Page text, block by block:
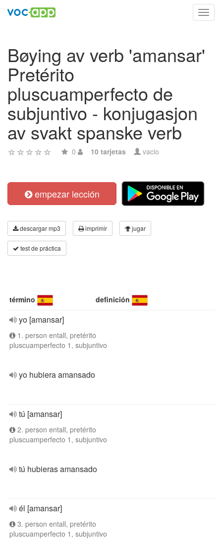
Bøying av verb 'amansar'
Pretérito
pluscuamperfecto de
subjuntivo - konjugasjon
av svakt spanske verb
0 10 tarjetas vacio
empezar lección
descargar mp3 imprimir jugar
test de práctica
término definición
yo [amansar]
1. person entall, pretérito
pluscuamperfecto 1, subjuntivo
yo hubiera amansado
tú [amansar]
2. person entall, pretérito
pluscuamperfecto 1, subjuntivo
tú hubieras amansado
él [amansar]
3. person entall, pretérito
pluscuamperfecto 1, subjuntivo